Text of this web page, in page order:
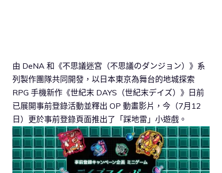
由 DeNA 和《不思議迷宮（不思議のダンジョン）》系
列製作團隊共同開發，以日本東京為舞台的地城探索
RPG 手機新作《世紀末 DAYS（世紀末デイズ）》日前
已展開事前登錄活動並釋出 OP 動畫影片，今（7月12
日）更於事前登錄頁面推出了「踩地雷」小遊戲。